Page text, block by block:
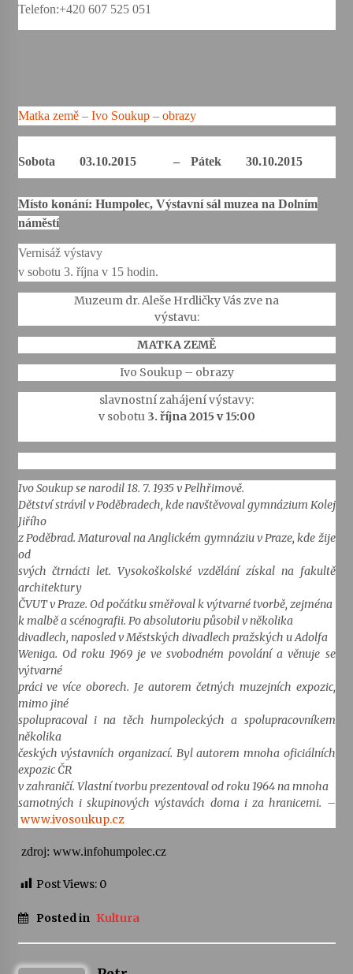
Telefon:+420 607 525 051
Matka země – Ivo Soukup – obrazy
Sobota 03.10.2015 – Pátek 30.10.2015
Místo konání: Humpolec, Výstavní sál muzea na Dolním
náměstí
Vernisáž výstavy
v sobotu 3. října v 15 hodin.
Muzeum dr. Aleše Hrdličky Vás zve na
výstavu:
MATKA ZEMĚ
Ivo Soukup – obrazy
slavnostní zahájení výstavy:
v sobotu 3. října 2015 v 15:00
Ivo Soukup se narodil 18. 7. 1935 v Pelhřimově.
Dětství strávil v Poděbradech, kde navštěvoval gymnázium Kolej
Jiřího
z Poděbrad. Maturoval na Anglickém gymnáziu v Praze, kde žije
od
svých čtrnácti let. Vysokoškolské vzdělání získal na fakultě
architektury
ČVUT v Praze. Od počátku směřoval k výtvarné tvorbě, zejména
k malbě a scénografii. Po absolutoriu působil v několika
divadlech, naposled v Městských divadlech pražských u Adolfa
Weniga. Od roku 1969 je ve svobodném povolání a věnuje se
výtvarné
práci ve více oborech. Je autorem četných muzejních expozic,
mimo jiné
spolupracoval i na těch humpoleckých a spolupracovníkem
několika
českých výstavních organizací. Byl autorem mnoha oficiálních
expozic ČR
v zahraničí. Vlastní tvorbu prezentoval od roku 1964 na mnoha
samotných i skupinových výstavách doma i za hranicemi. –
www.ivosoukup.cz
zdroj: www.infohumpolec.cz
Post Views: 0
Posted in Kultura